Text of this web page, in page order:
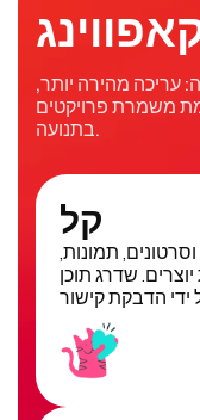
עריכה מהירה יותר,
משמרת פרויקטים
בתנועה.
קל
תמונות,
יוצרים. שדרג תוכן